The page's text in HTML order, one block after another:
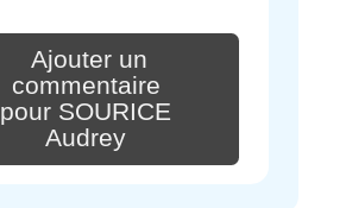
Ajouter un
commentaire
pour SOURICE
Audrey